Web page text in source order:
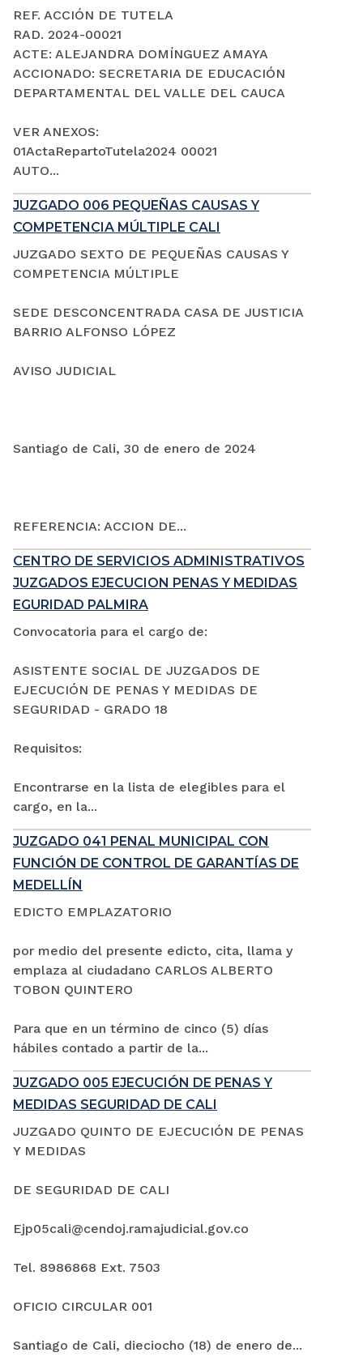
REF. ACCIÓN DE TUTELA
RAD. 2024-00021
ACTE: ALEJANDRA DOMÍNGUEZ AMAYA
ACCIONADO: SECRETARIA DE EDUCACIÓN
DEPARTAMENTAL DEL VALLE DEL CAUCA
VER ANEXOS:
01ActaRepartoTutela2024 00021
AUTO...
JUZGADO 006 PEQUEÑAS CAUSAS Y
COMPETENCIA MÚLTIPLE CALI
JUZGADO SEXTO DE PEQUEÑAS CAUSAS Y
COMPETENCIA MÚLTIPLE
SEDE DESCONCENTRADA CASA DE JUSTICIA
BARRIO ALFONSO LÓPEZ
AVISO JUDICIAL
Santiago de Cali, 30 de enero de 2024
REFERENCIA: ACCION DE...
CENTRO DE SERVICIOS ADMINISTRATIVOS
JUZGADOS EJECUCION PENAS Y MEDIDAS
EGURIDAD PALMIRA
Convocatoria para el cargo de:
ASISTENTE SOCIAL DE JUZGADOS DE
EJECUCIÓN DE PENAS Y MEDIDAS DE
SEGURIDAD - GRADO 18
Requisitos:
Encontrarse en la lista de elegibles para el
cargo, en la...
JUZGADO 041 PENAL MUNICIPAL CON
FUNCIÓN DE CONTROL DE GARANTÍAS DE
MEDELLÍN
EDICTO EMPLAZATORIO
por medio del presente edicto, cita, llama y
emplaza al ciudadano CARLOS ALBERTO
TOBON QUINTERO
Para que en un término de cinco (5) días
hábiles contado a partir de la...
JUZGADO 005 EJECUCIÓN DE PENAS Y
MEDIDAS SEGURIDAD DE CALI
JUZGADO QUINTO DE EJECUCIÓN DE PENAS
Y MEDIDAS
DE SEGURIDAD DE CALI
Ejp05cali@cendoj.ramajudicial.gov.co
Tel. 8986868 Ext. 7503
OFICIO CIRCULAR 001
Santiago de Cali, dieciocho (18) de enero de...